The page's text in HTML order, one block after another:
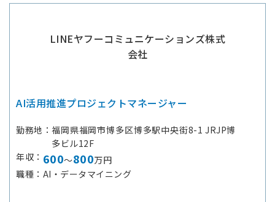
LINEヤフーコミュニケーションズ株式
会社
AI活用推進プロジェクトマネージャー
勤務地
福岡県福岡市博多区博多駅中央街8-1 JRJP博
多ビル12F
年収
600～800万円
職種
AI・データマイニング